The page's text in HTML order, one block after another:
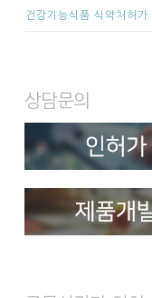
건강기능식품 식약처허가
상담문의